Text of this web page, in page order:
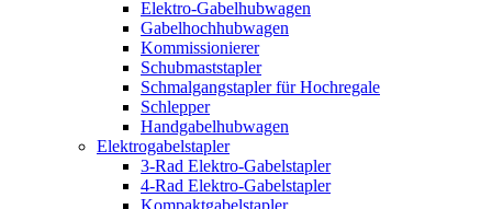
Elektro-Gabelhubwagen
Gabelhochhubwagen
Kommissionierer
Schubmaststapler
Schmalgangstapler für Hochregale
Schlepper
Handgabelhubwagen
Elektrogabelstapler
3-Rad Elektro-Gabelstapler
4-Rad Elektro-Gabelstapler
Kompaktgabelstapler